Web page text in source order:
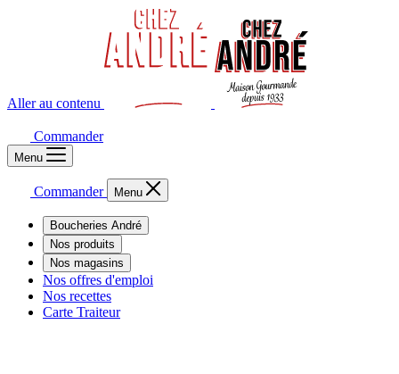
Aller au contenu
Commander
Menu
Commander Menu
Boucheries André
Nos produits
Nos magasins
Nos offres d'emploi
Nos recettes
Carte Traiteur